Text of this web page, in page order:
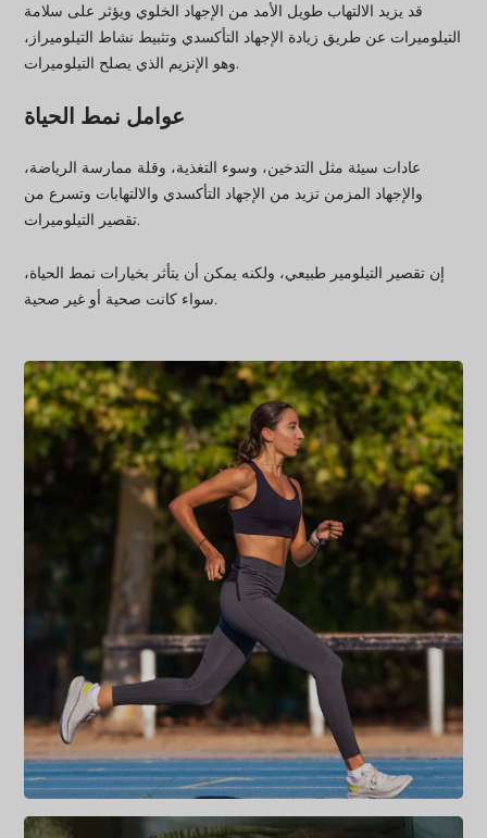
قد يزيد الالتهاب طويل الأمد من الإجهاد الخلوي ويؤثر على سلامة
التيلوميرات عن طريق زيادة الإجهاد التأكسدي وتثبيط نشاط التيلوميراز،
وهو الإنزيم الذي يصلح التيلوميرات.
عوامل نمط الحياة
عادات سيئة مثل التدخين، وسوء التغذية، وقلة ممارسة الرياضة،
والإجهاد المزمن تزيد من الإجهاد التأكسدي والالتهابات وتسرع من
تقصير التيلوميرات.
إن تقصير التيلومير طبيعي، ولكنه يمكن أن يتأثر بخيارات نمط الحياة،
سواء كانت صحية أو غير صحية.